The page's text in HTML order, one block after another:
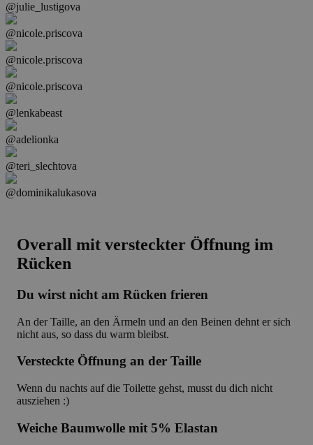
@julie_lustigova
@nicole.priscova
@nicole.priscova
@nicole.priscova
@lenkabeast
@adelionka
@teri_slechtova
@dominikalukasova
Overall mit versteckter Öffnung im
Rücken
Du wirst nicht am Rücken frieren
An der Taille, an den Ärmeln und an den Beinen dehnt er sich
nicht aus, so dass du warm bleibst.
Versteckte Öffnung an der Taille
Wenn du nachts auf die Toilette gehst, musst du dich nicht
ausziehen :)
Weiche Baumwolle mit 5% Elastan